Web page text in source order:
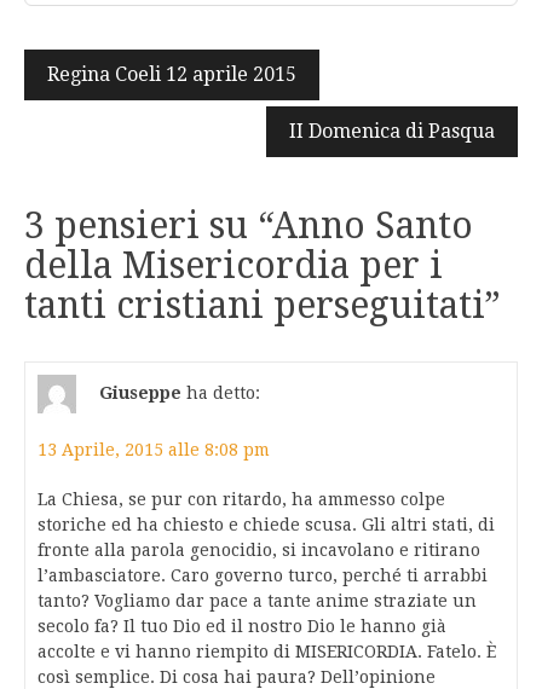
Navigazione
articoli
Regina Coeli 12 aprile 2015
II Domenica di Pasqua
3 pensieri su “Anno Santo
della Misericordia per i
tanti cristiani perseguitati”
Giuseppe ha detto:
13 Aprile, 2015 alle 8:08 pm
La Chiesa, se pur con ritardo, ha ammesso colpe
storiche ed ha chiesto e chiede scusa. Gli altri stati, di
fronte alla parola genocidio, si incavolano e ritirano
l’ambasciatore. Caro governo turco, perché ti arrabbi
tanto? Vogliamo dar pace a tante anime straziate un
secolo fa? Il tuo Dio ed il nostro Dio le hanno già
accolte e vi hanno riempito di MISERICORDIA. Fatelo. È
così semplice. Di cosa hai paura? Dell’opinione